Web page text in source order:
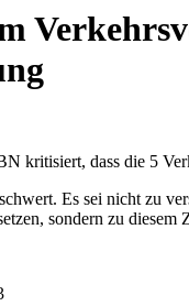
kritisiert, dass die 5
Es sei nicht zu
sondern zu